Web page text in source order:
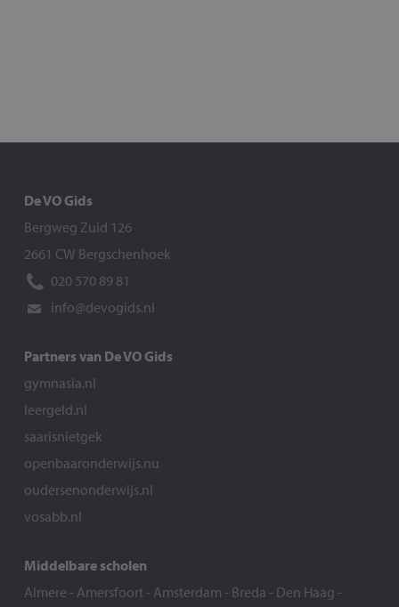
De VO Gids
Bergweg Zuid 126
2661 CW Bergschenhoek
020 570 89 81
info@devogids.nl
Partners van De VO Gids
gymnasia.nl
leergeld.nl
saarisnietgek
openbaaronderwijs.nu
oudersenonderwijs.nl
vosabb.nl
Middelbare scholen
Almere - Amersfoort- Amsterdam - Breda - Den Haag -